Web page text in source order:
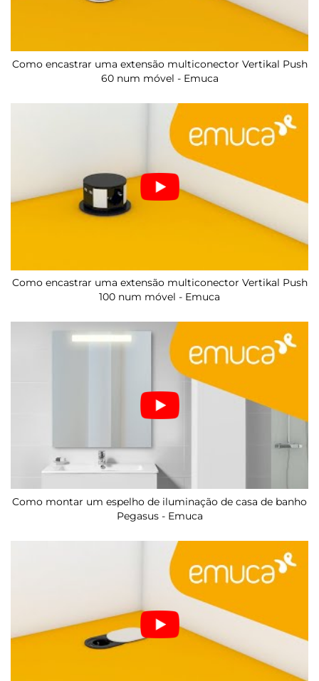
Como encastrar uma extensão multiconector Vertikal Push
60 num móvel - Emuca
Como encastrar uma extensão multiconector Vertikal Push
100 num móvel - Emuca
Como montar um espelho de iluminação de casa de banho
Pegasus - Emuca